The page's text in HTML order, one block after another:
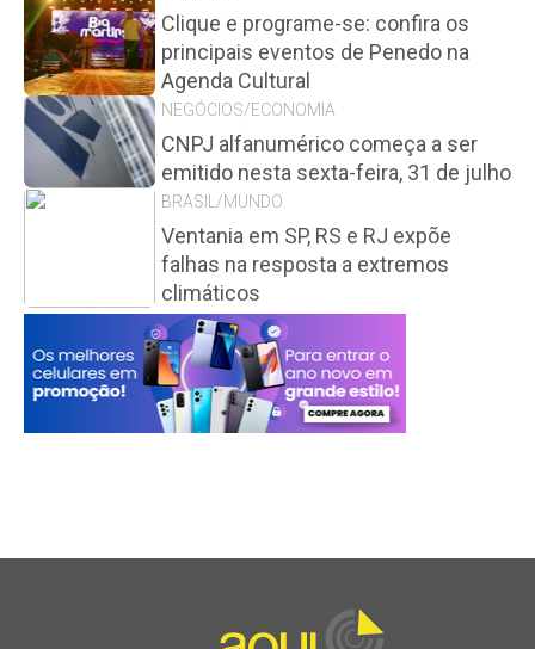
Clique e programe-se: confira os
principais eventos de Penedo na
Agenda Cultural
NEGÓCIOS/ECONOMIA
CNPJ alfanumérico começa a ser
emitido nesta sexta-feira, 31 de julho
BRASIL/MUNDO
Ventania em SP, RS e RJ expõe
falhas na resposta a extremos
climáticos